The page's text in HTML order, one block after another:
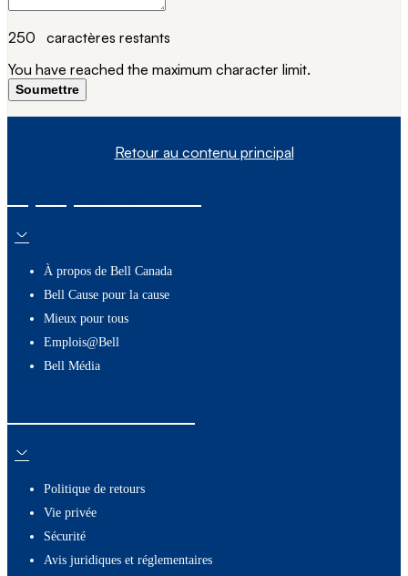
250 caractères restants
You have reached the maximum character limit.
Soumettre
Retour au contenu principal
À propos de Bell Canada
Bell Cause pour la cause
Mieux pour tous
Emplois@Bell
Bell Média
Politique de retours
Vie privée
Sécurité
Avis juridiques et réglementaires